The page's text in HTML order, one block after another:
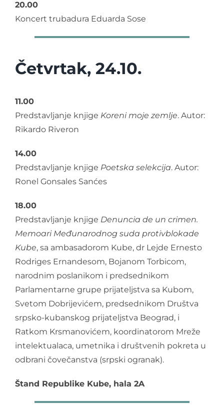
20.00
Koncert trubadura Eduarda Sose
Četvrtak, 24.10.
11.00
Predstavljanje knjige Koreni moje zemlje. Autor:
Rikardo Riveron
14.00
Predstavljanje knjige Poetska selekcija. Autor:
Ronel Gonsales Sanćes
18.00
Predstavljanje knjige Denuncia de un crimen.
Memoari Međunarodnog suda protivblokade
Kube, sa ambasadorom Kube, dr Lejde Ernesto
Rodriges Ernandesom, Bojanom Torbicom,
narodnim poslanikom i predsednikom
Parlamentarne grupe prijateljstva sa Kubom,
Svetom Dobrijevićem, predsednikom Društva
srpsko-kubanskog prijateljstva Beograd, i
Ratkom Krsmanovićem, koordinatorom Mreže
intelektualaca, umetnika i društvenih pokreta u
odbrani čovečanstva (srpski ogranak).
Štand Republike Kube, hala 2A